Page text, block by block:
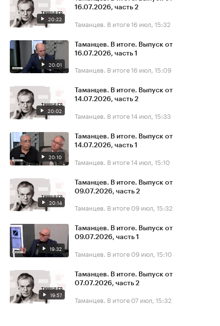
20:22
16.07.2026, часть 2
Таманцев. В итоге16 июл, 15:32
20:01
Таманцев. В итоге. Выпуск от
16.07.2026, часть 1
Таманцев. В итоге16 июл, 15:09
20:02
Таманцев. В итоге. Выпуск от
14.07.2026, часть 2
Таманцев. В итоге14 июл, 15:33
20:10
Таманцев. В итоге. Выпуск от
14.07.2026, часть 1
Таманцев. В итоге14 июл, 15:10
20:14
Таманцев. В итоге. Выпуск от
09.07.2026, часть 2
Таманцев. В итоге 09 июл, 15:32
19:32
Таманцев. В итоге. Выпуск от
09.07.2026, часть 1
Таманцев. В итоге 09 июл, 15:10
19:57
Таманцев. В итоге. Выпуск от
07.07.2026, часть 2
Таманцев. В итоге 07 июл, 15:32